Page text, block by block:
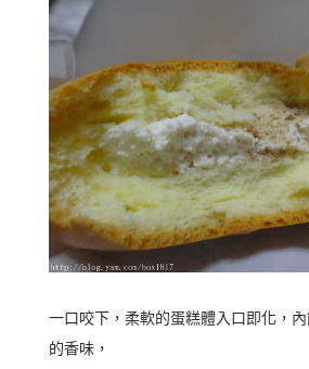
一口咬下，柔軟的蛋糕體入口即化，
的香味，